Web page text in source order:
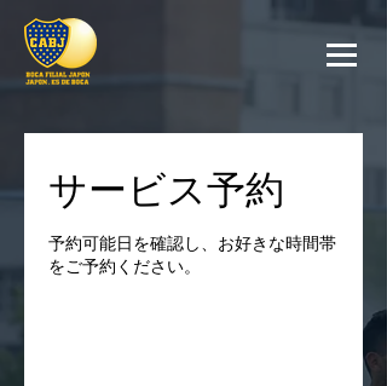
サービス予約
予約可能日を確認し、お好きな時間帯
をご予約ください。